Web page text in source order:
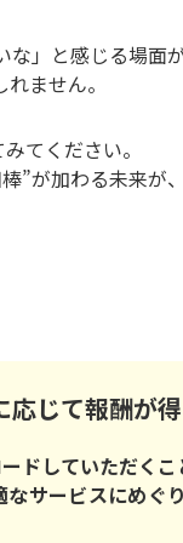
」と感じる場面が
ません。
てください。
”が加わる未来が
応じて報酬が
ドしていただくこ
なサービスにめ